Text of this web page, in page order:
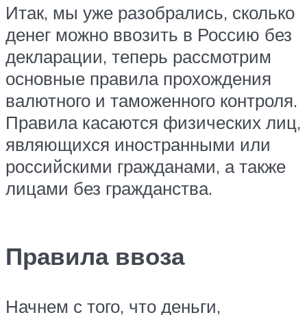
Итак, мы уже разобрались, сколько
денег можно ввозить в Россию без
декларации, теперь рассмотрим
основные правила прохождения
валютного и таможенного контроля.
Правила касаются физических лиц,
являющихся иностранными или
российскими гражданами, а также
лицами без гражданства.
Правила ввоза
Начнем с того, что деньги,